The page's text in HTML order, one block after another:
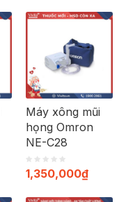
Máy xông mũi
họng Omron
NE-C28
1,350,000₫